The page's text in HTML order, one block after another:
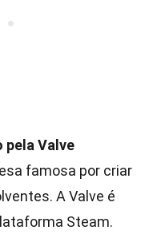
pela Valve
famosa por criar
A Valve é
Steam.